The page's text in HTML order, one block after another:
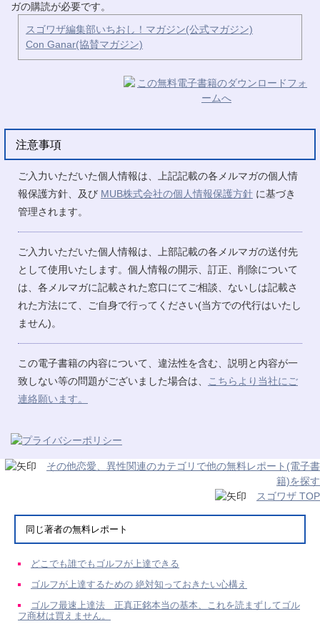
ガの購読が必要です。
スゴワザ編集部いちおし！マガジン(公式マガジン)
Con Ganar(協賛マガジン)
注意事項
ご入力いただいた個人情報は、上記記載の各メルマガの個人情
報保護方針、及び MUB株式会社の個人情報保護方針 に基づき
管理されます。
ご入力いただいた個人情報は、上部記載の各メルマガの送付先
として使用いたします。個人情報の開示、訂正、削除について
は、各メルマガに記載された窓口にてご相談、ないしは記載さ
れた方法にて、ご自身で行ってください(当方での代行はいたし
ません)。
この電子書籍の内容について、違法性を含む、説明と内容が一
致しない等の問題がございました場合は、
こちらより当社にご
連絡願います。
その他恋愛、異性関連のカテゴリで他の無料レポート(電子書
籍)を探す
スゴワザ TOP
同じ著者の無料レポート
どこでも誰でもゴルフが上達できる
ゴルフが上達するための 絶対知っておきたい心構え
ゴルフ最速上達法 正真正銘本当の基本、これを読まずしてゴル
フ商材は買えません。